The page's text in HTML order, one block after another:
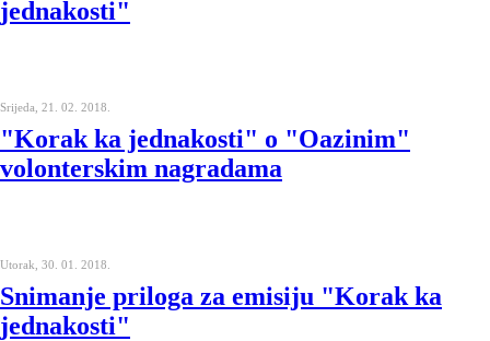
jednakosti"
Srijeda, 21. 02. 2018.
"Korak ka jednakosti" o "Oazinim"
volonterskim nagradama
Utorak, 30. 01. 2018.
Snimanje priloga za emisiju "Korak ka
jednakosti"